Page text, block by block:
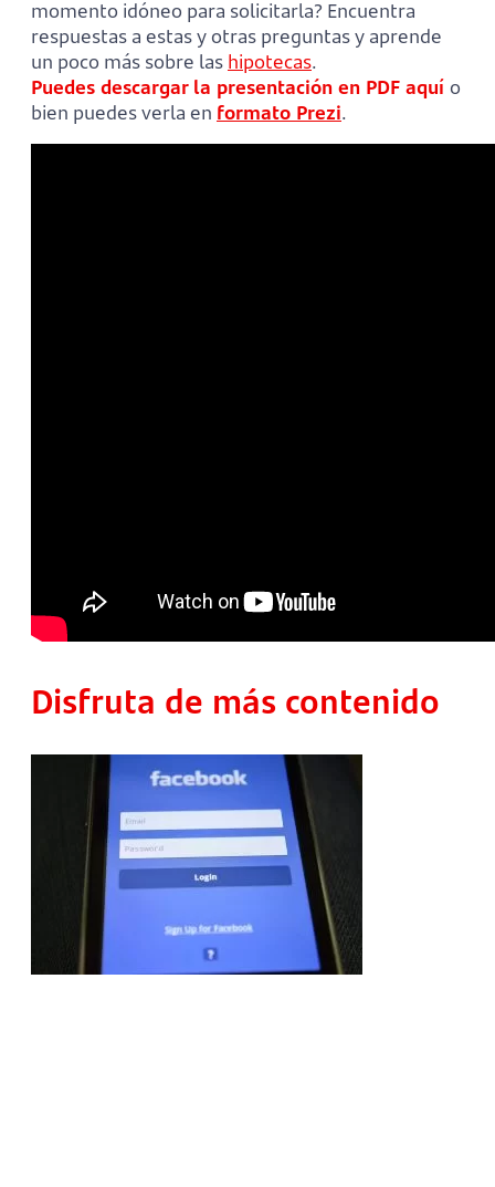
momento idóneo para solicitarla? Encuentra
respuestas a estas y otras preguntas y aprende
un poco más sobre las hipotecas.
Puedes descargar la presentación en PDF aquí o
bien puedes verla en formato Prezi.
Disfruta de más contenido